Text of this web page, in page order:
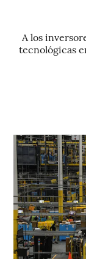
A los
tecnológicas